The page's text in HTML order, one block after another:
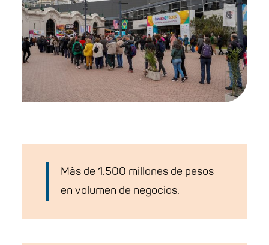
Más de 1.500 millones de pesos
en volumen de negocios.